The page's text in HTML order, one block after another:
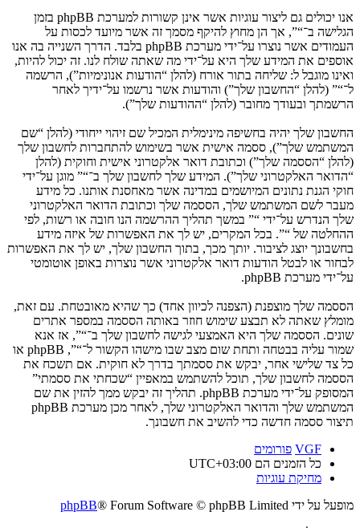
אנו יכולים גם ליצור עוגיות אשר אינן קשורות למערכת phpBB בזמן
הגלישה ב־“”, אך הן מחוץ להיקף מסמך זה אשר מיועד לכסות על
העמודים אשר נוצרו על־ידי מערכת phpBB בלבד. הדרך השנייה בה אנו
אוספים את המידע שלך היא על־ידי מה שאתה שולח לנו. זה יכול להיות,
ואינו מוגבל ל: שליחה בתור אורח (להלן “הודעות אנונימיות”), הרשמה
ל־“” (להלן “החשבון שלך”) והודעות אשר נרשמו על־ידיך לאחר
הרשמתך ובעודך מחובר (להלן “ההודעות שלך”).
החשבון שלך יהיה בחשיפה מינימלית המכיל שם זיהוי ייחודי (להלן “שם
המשתמש שלך”), ססמה אישית אשר בשימוש להתחברות לחשבון שלך
(להלן “הססמה שלך”) וכתובת דואר אלקטרוני אישית וחוקית (להלן
“הדואר האלקטרוני שלך”). המידע שלך לחשבון שלך ב־“” מוגן על־ידי
חוקי הגנת נתונים המיושמים במדינה אשר מאחסנת אותנו. כל מידע
מעבר לשם המשתמש שלך, הססמה שלך וכתובת הדואר האלקטרוני
שלך הנדרש על־ידי “” במשך תהליך ההרשמה הנו חובה או רשות, לפי
ההחלטה של “”. בכל המקרים, יש לך את האפשרות של איזה מידע
בחשבונך יוצג לציבור. יותך מכך, בתוך החשבון שלך, יש לך את האפשרות
לבחור או לבטל הודעות דואר אלקטרוני אשר נוצרות באופן אוטומטי
על־ידי מערכת phpBB.
הססמה שלך מוצפנת (הצפנה לכיוון אחד) כך שהיא מאובטחת. עם זאת,
מומלץ שאתה לא תבצע שימוש חוזר באותה הססמה במספר אתרים
שונים. הססמה שלך היא האמצעי לגישה לחשבון שלך ב־“”, אז אנא
שמור עליה בבטחה ותחת שום מצב שבו מישהו הקשור ל־“”, phpBB או
כל צד שלישי אחר, יבקש את ססמתך בדרך לא חוקית. אם תשכח את
הססמה לחשבון שלך, תוכל להשתמש במאפיין “שכחתי את ססמתי”
המסופק על־ידי מערכת phpBB. תהליך זה יבקש ממך להזין את שם
המשתמש שלך והדואר האלקטרוני שלך, לאחר מכן מערכת phpBB
תיצור ססמה חדשה כדי להשיב את חשבונך.
VGF פורומים
כל הזמנים הם UTC+03:00
מחיקת עוגיות
מופעל על ידי
phpBB® Forum Software © phpBB Limited